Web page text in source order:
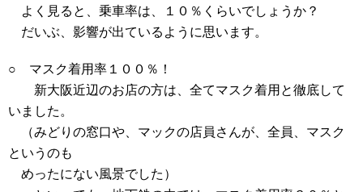
よく見ると、乗車率は、１０％くらいでしょうか？
だいぶ、影響が出ているように思います。
○ マスク着用率１００％！
新大阪近辺のお店の方は、全てマスク着用と徹底して
いました。
（みどりの窓口や、マックの店員さんが、全員、マスク
というのも
めったにない風景でした）